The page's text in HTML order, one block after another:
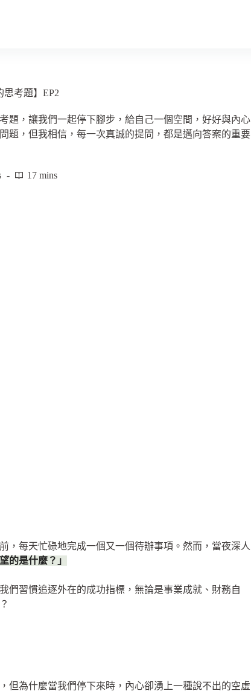
考題】EP2
題，讓我們一起停下腳步，給自己一個空間，好好與內心
題，但我相信，每一次真誠的提問，都是邁向答案的重要
17 mins
，每天忙碌地完成一個又一個待辦事項。然而，當夜深人
的是什麼？」
們習慣追逐外在的成功指標，無論是事業成就、財務自
但為什麼當我們停下來時，內心卻湧上一種說不出的空虛